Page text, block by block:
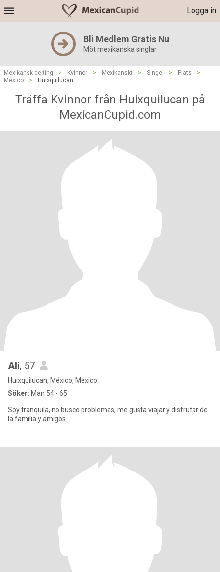
Logga in
Bli Medlem Gratis Nu
Möt mexikanska singlar
Mexikansk dejting > Kvinnor > Mexikanskt > Singel > Plats
>
México
> Huixquilucan
Träffa Kvinnor från Huixquilucan på
MexicanCupid.com
Ali, 57
Huixquilucan, México, Mexico
Söker: Man 54 - 65
Soy tranquila, no busco problemas, me gusta viajar y disfrutar de
la familia y amigos